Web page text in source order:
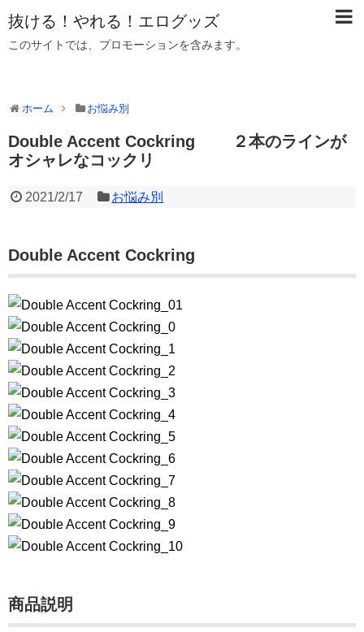
抜ける！やれる！エログッズ
このサイトでは、プロモーションを含みます。
ホーム お悩み別
Double Accent Cockring ２本のラインが
オシャレなコックリ
2021/2/17 お悩み別
Double Accent Cockring
商品説明